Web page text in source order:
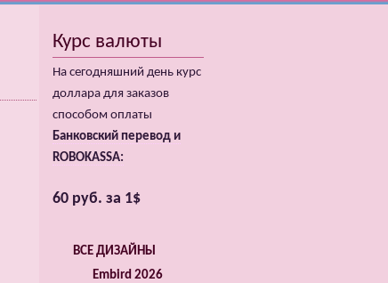
Курс валюты
На сегодняшний день курс
доллара для заказов
способом оплаты
Банковский перевод и
ROBOKASSA:
60 руб. за 1$
ВСЕ ДИЗАЙНЫ
Embird 2026